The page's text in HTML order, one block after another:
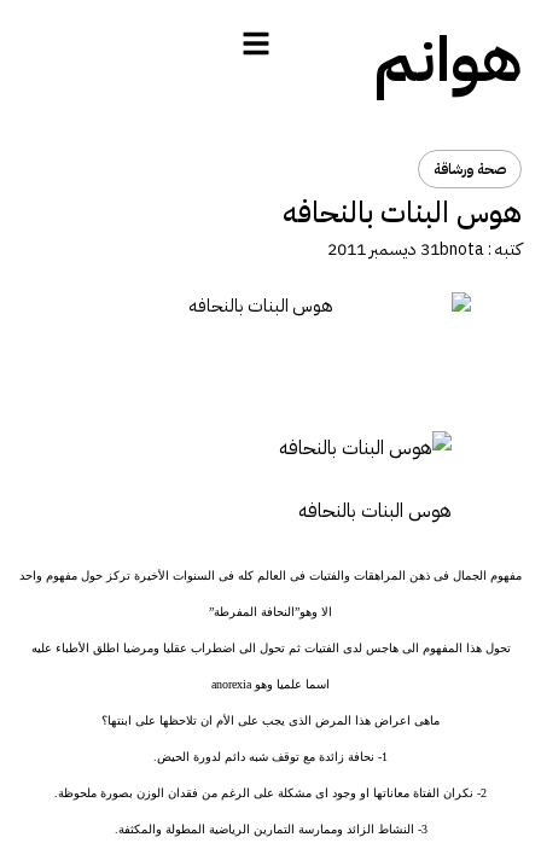
هوانم
صحة ورشاقة
هوس البنات بالنحافه
كتبه :bnota31 ديسمبر 2011
هوس البنات بالنحافه
مفهوم الجمال فى ذهن المراهقات والفتيات فى العالم كله فى السنوات الأخيرة تركز حول مفهوم واحد
الا وهو”النحافة المفرطة”
تحول هذا المفهوم الى هاجس لدى الفتيات ثم تحول الى اضطراب عقليا ومرضيا اطلق الأطباء عليه
اسما علميا وهو anorexia
ماهى اعراض هذا المرض الذى يجب على الأم ان تلاحظها على ابنتها؟
1- نحافة زائدة مع توقف شبه دائم لدورة الحيض.
2- نكران الفتاة معاناتها او وجود اى مشكلة على الرغم من فقدان الوزن بصورة ملحوظة.
3- النشاط الزائد وممارسة التمارين الرياضية المطولة والمكثفة.